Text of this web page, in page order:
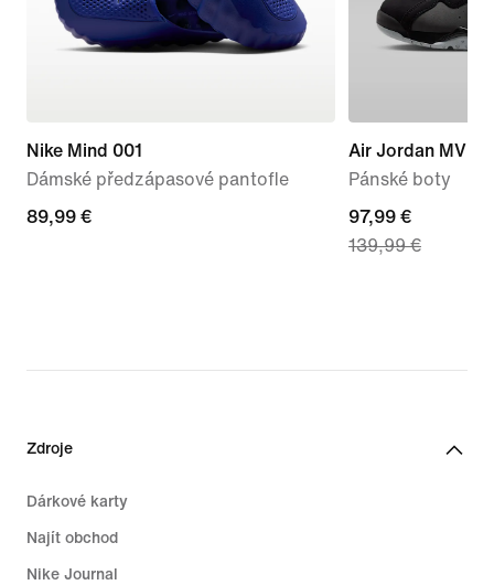
Nike Mind 001
Dámské předzápasové pantofle
89,99 €
89,99 €
Air Jordan MVP
Pánské boty
current
price
139,99 €
97,99 €
139,99 €
Zdroje
Dárkové karty
Najít obchod
Nike Journal